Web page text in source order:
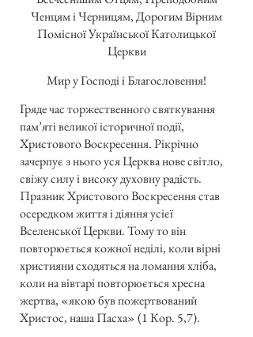
Ченцям і Черницям, Дорогим Вірним
Помісної Української Католицької
Церкви
Мир у Господі і Благословення!
Гряде час торжественного святкування
пам’яті великої історичної події,
Христового Воскресення. Рікрічно
зачерпує з нього уся Церква нове світло,
свіжу силу і високу духовну радість.
Празник Христового Воскресення став
осередком життя і діяння усієї
Вселенської Церкви. Тому то він
повторюється кожної неділі, коли вірні
християни сходяться на ломання хліба,
коли на вівтарі повторюється хресна
жертва, «якою був пожертвований
Христос, наша Пасха» (1 Кор. 5,7).